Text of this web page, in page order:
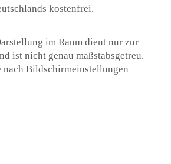
kostenfrei.
im Raum dient nur zur
ist nicht genau maßstabsgetreu.
nach Bildschirmeinstellungen